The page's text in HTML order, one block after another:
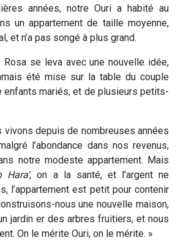
années, notre Ouri a habité au
un appartement de taille moyenne,
et n’a pas songé à plus grand.
Rosa se leva avec une nouvelle idée,
été mise sur la table du couple
enfants mariés, et de plusieurs petits-
vivons depuis de nombreuses années
l’abondance dans nos revenus,
notre modeste appartement. Mais
Hara', on a la santé, et l’argent ne
l’appartement est petit pour contenir
nous une nouvelle maison,
jardin er des arbres fruitiers, et nous
On le mérite Ouri, on le mérite. »